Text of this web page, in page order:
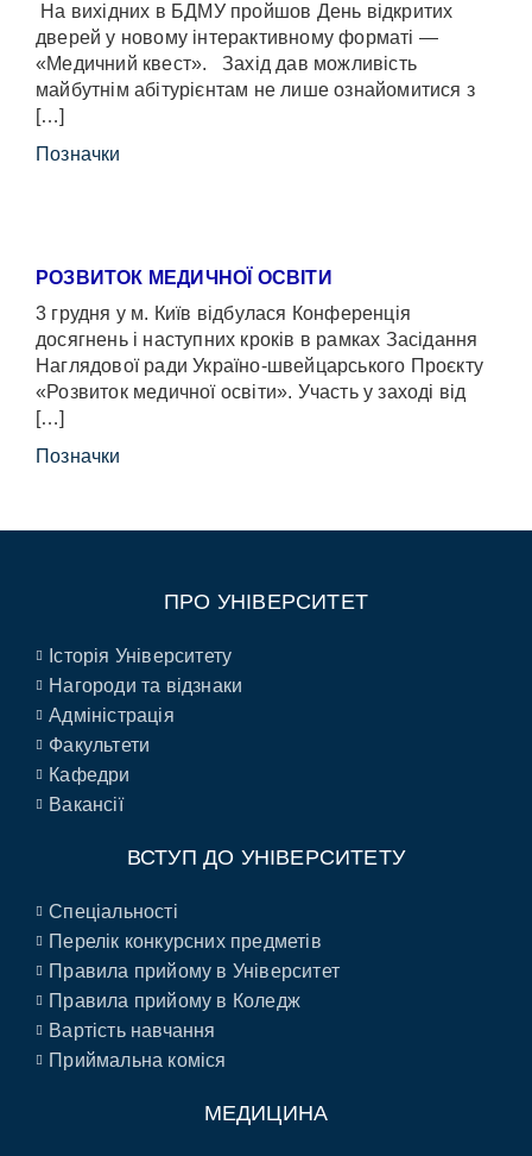
На вихідних в БДМУ пройшов День відкритих
дверей у новому інтерактивному форматі —
«Медичний квест». Захід дав можливість
майбутнім абітурієнтам не лише ознайомитися з
[…]
Позначки
РОЗВИТОК МЕДИЧНОЇ ОСВІТИ
3 грудня у м. Київ відбулася Конференція
досягнень і наступних кроків в рамках Засідання
Наглядової ради Україно-швейцарського Проєкту
«Розвиток медичної освіти». Участь у заході від
[…]
Позначки
ПРО УНІВЕРСИТЕТ
Історія Університету
Нагороди та відзнаки
Адміністрація
Факультети
Кафедри
Вакансії
ВСТУП ДО УНІВЕРСИТЕТУ
Спеціальності
Перелік конкурсних предметів
Правила прийому в Університет
Правила прийому в Коледж
Вартість навчання
Приймальна коміся
МЕДИЦИНА